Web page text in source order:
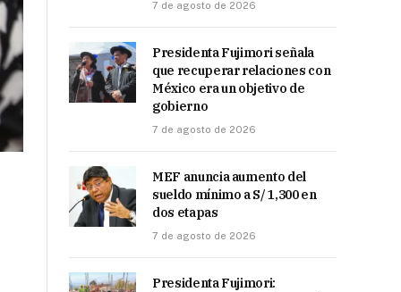
7 de agosto de 2026
Presidenta Fujimori señala
que recuperar relaciones con
México era un objetivo de
gobierno
7 de agosto de 2026
MEF anuncia aumento del
sueldo mínimo a S/ 1,300 en
dos etapas
7 de agosto de 2026
Presidenta Fujimori: